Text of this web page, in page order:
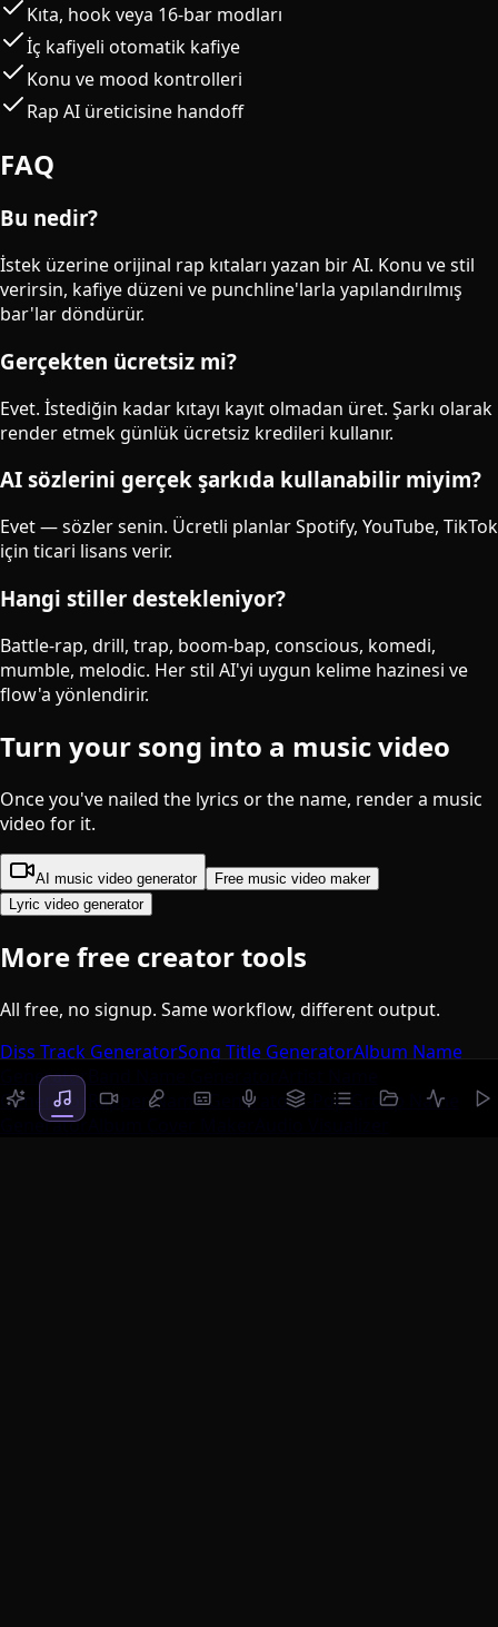
Kıta, hook veya 16-bar modları
İç kafiyeli otomatik kafiye
Konu ve mood kontrolleri
Rap AI üreticisine handoff
FAQ
Bu nedir?
İstek üzerine orijinal rap kıtaları yazan bir AI. Konu ve stil
verirsin, kafiye düzeni ve punchline'larla yapılandırılmış
bar'lar döndürür.
Gerçekten ücretsiz mi?
Evet. İstediğin kadar kıtayı kayıt olmadan üret. Şarkı olarak
render etmek günlük ücretsiz kredileri kullanır.
AI sözlerini gerçek şarkıda kullanabilir miyim?
Evet — sözler senin. Ücretli planlar Spotify, YouTube, TikTok
için ticari lisans verir.
Hangi stiller destekleniyor?
Battle-rap, drill, trap, boom-bap, conscious, komedi,
mumble, melodic. Her stil AI'yi uygun kelime hazinesi ve
flow'a yönlendirir.
Turn your song into a music video
Once you've nailed the lyrics or the name, render a music
video for it.
AI music video generator
Free music video maker
Lyric video generator
More free creator tools
All free, no signup. Same workflow, different output.
Diss Track GeneratorSong Title GeneratorAlbum Name
Generator
Generator
Rapper Name GeneratorK-Pop Group Name
Generator